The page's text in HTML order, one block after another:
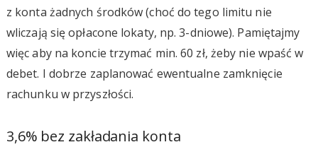
z konta żadnych środków (choć do tego limitu nie
wliczają się opłacone lokaty, np. 3-dniowe). Pamiętajmy
więc aby na koncie trzymać min. 60 zł, żeby nie wpaść w
debet. I dobrze zaplanować ewentualne zamknięcie
rachunku w przyszłości.
3,6% bez zakładania konta